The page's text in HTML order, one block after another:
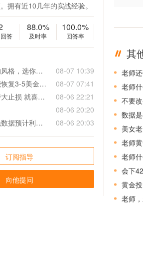
拥有近10几年的实战经验。
答
88.0%
及时率
100.0%
回答率
老师还保持你的风格，选你就是因为小止损高盈利，别的老师动不动15-20个点止损，看着盈利5个点减仓，其实买入卖出各偷一个点，再加上点差，盈利只剩两个点不到，亏一单得盈利七八单，所以老师保持自己的风格啊，保持下去盈利可观
08-07 10:39
老师什么时候能恢复3-5美金止损，最近两天单子止损都有点大不太敢跟
08-07 07:41
不要改变风格带大止损 就喜欢你小止损做单 扫了也不心疼，隔壁浮亏加仓移动止损金字塔式加仓 昨天连续扛单打损基本爆四分之一仓
08-06 22:21
08-06 20:20
美女老师！今晚数据预计利多吗
08-06 20:03
订阅指导
向他提问
其
老师
数据
美女
老师
老师
会下
黄金
老师